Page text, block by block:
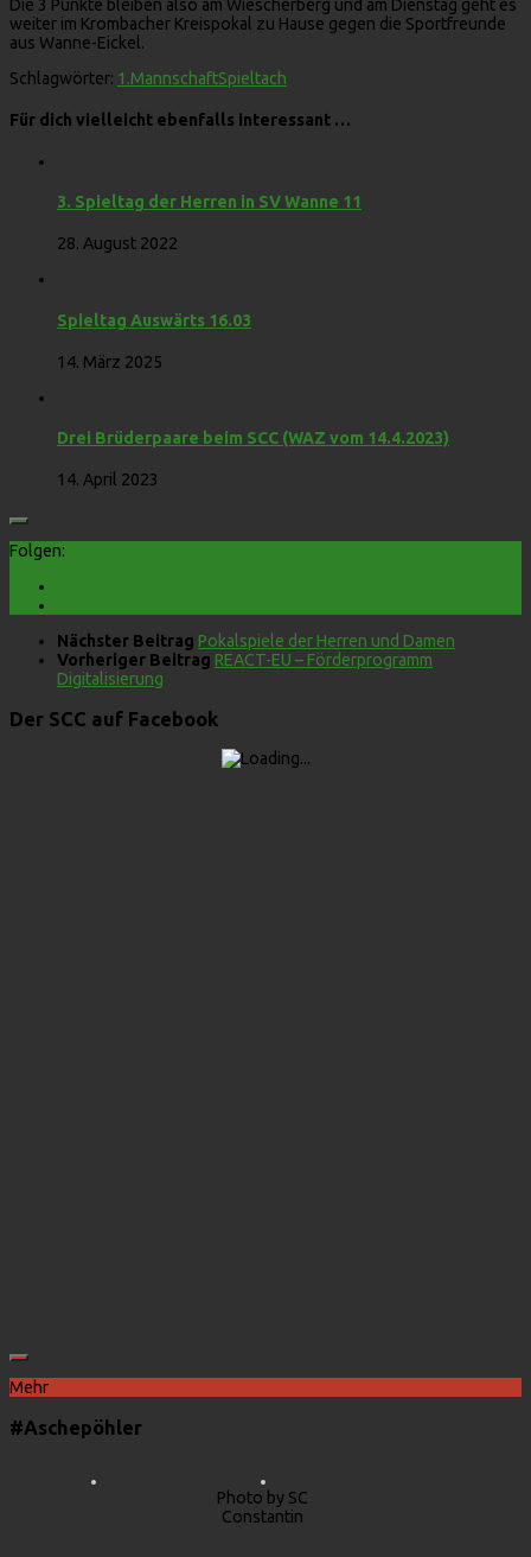
Die 3 Punkte bleiben also am Wiescherberg und am Dienstag geht es
weiter im Krombacher Kreispokal zu Hause gegen die Sportfreunde
aus Wanne-Eickel.
Schlagwörter: 1.MannschaftSpieltach
Für dich vielleicht ebenfalls interessant …
3. Spieltag der Herren in SV Wanne 11
28. August 2022
Spieltag Auswärts 16.03
14. März 2025
Drei Brüderpaare beim SCC (WAZ vom 14.4.2023)
14. April 2023
Folgen:
Nächster Beitrag Pokalspiele der Herren und Damen
Vorheriger Beitrag REACT-EU – Förderprogramm
Digitalisierung
Der SCC auf Facebook
Mehr
#Aschepöhler
Photo by SC
Constantin